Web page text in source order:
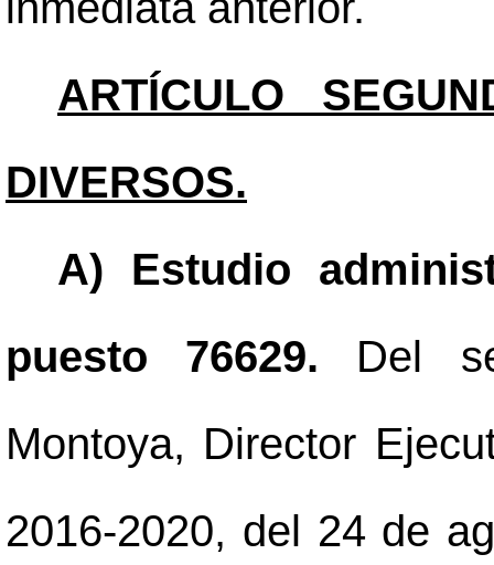
ARTÍCULO
DIVERSOS.
A) Estudio
puesto 76629. Del
Montoya, Director
2016-2020, del 24 de